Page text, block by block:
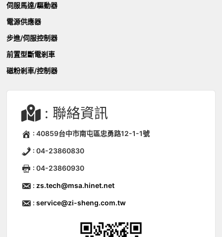
伺服馬達/驅動器
電源供應器
步進/伺服控制器
前置型斷電剎車
磁粉剎車/控制器
: 聯絡資訊
: 40859台中市南屯區忠勇路12-1-1號
: 04-23860830
: 04-23860930
: zs.tech@msa.hinet.net
:service@zi-sheng.com.tw